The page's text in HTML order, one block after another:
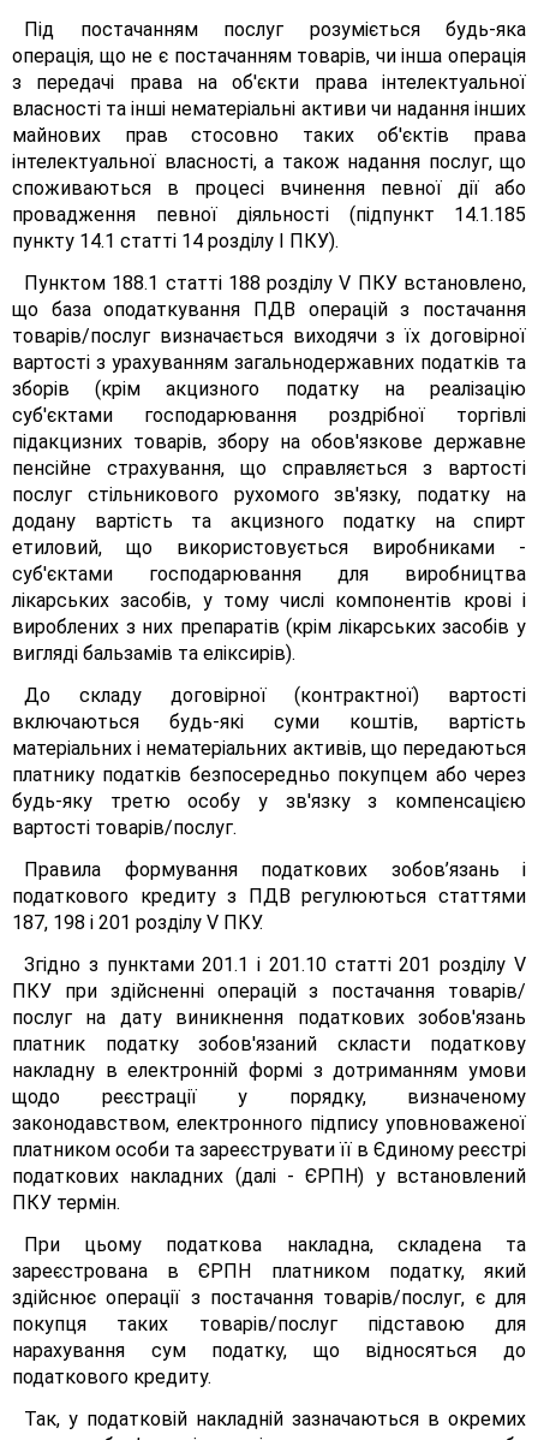
Під постачанням послуг розуміється будь-яка
операція, що не є постачанням товарів, чи інша операція
з передачі права на об'єкти права інтелектуальної
власності та інші нематеріальні активи чи надання інших
майнових прав стосовно таких об'єктів права
інтелектуальної власності, а також надання послуг, що
споживаються в процесі вчинення певної дії або
провадження певної діяльності (підпункт 14.1.185
пункту 14.1 статті 14 розділу І ПКУ).
Пунктом 188.1 статті 188 розділу V ПКУ встановлено,
що база оподаткування ПДВ операцій з постачання
товарів/послуг визначається виходячи з їх договірної
вартості з урахуванням загальнодержавних податків та
зборів (крім акцизного податку на реалізацію
суб'єктами господарювання роздрібної торгівлі
підакцизних товарів, збору на обов'язкове державне
пенсійне страхування, що справляється з вартості
послуг стільникового рухомого зв'язку, податку на
додану вартість та акцизного податку на спирт
етиловий, що використовується виробниками -
суб'єктами господарювання для виробництва
лікарських засобів, у тому числі компонентів крові і
вироблених з них препаратів (крім лікарських засобів у
вигляді бальзамів та еліксирів).
До складу договірної (контрактної) вартості
включаються будь-які суми коштів, вартість
матеріальних і нематеріальних активів, що передаються
платнику податків безпосередньо покупцем або через
будь-яку третю особу у зв'язку з компенсацією
вартості товарів/послуг.
Правила формування податкових зобов’язань і
податкового кредиту з ПДВ регулюються статтями
187, 198 і 201 розділу V ПКУ.
Згідно з пунктами 201.1 і 201.10 статті 201 розділу V
ПКУ при здійсненні операцій з постачання товарів/
послуг на дату виникнення податкових зобов'язань
платник податку зобов'язаний скласти податкову
накладну в електронній формі з дотриманням умови
щодо реєстрації у порядку, визначеному
законодавством, електронного підпису уповноваженої
платником особи та зареєструвати її в Єдиному реєстрі
податкових накладних (далі - ЄРПН) у встановлений
ПКУ термін.
При цьому податкова накладна, складена та
зареєстрована в ЄРПН платником податку, який
здійснює операції з постачання товарів/послуг, є для
покупця таких товарів/послуг підставою для
нарахування сум податку, що відносяться до
податкового кредиту.
Так, у податковій накладній зазначаються в окремих